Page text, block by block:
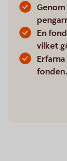
En
vilket
fonden.